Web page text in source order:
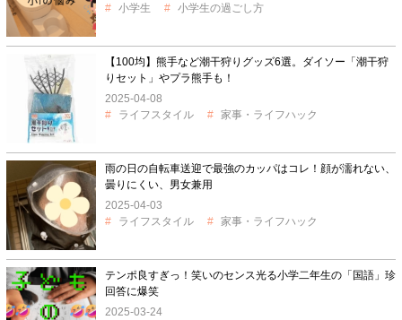
小学生
小学生の過ごし方
【100均】熊手など潮干狩りグッズ6選。ダイソー「潮干狩
りセット」やプラ熊手も！
2025-04-08
ライフスタイル
家事・ライフハック
雨の日の自転車送迎で最強のカッパはコレ！顔が濡れない、
曇りにくい、男女兼用
2025-04-03
ライフスタイル
家事・ライフハック
テンポ良すぎっ！笑いのセンス光る小学二年生の「国語」珍
回答に爆笑
2025-03-24